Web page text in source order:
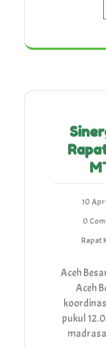
10
0
Rapat
Aceh
Aceh
pukul